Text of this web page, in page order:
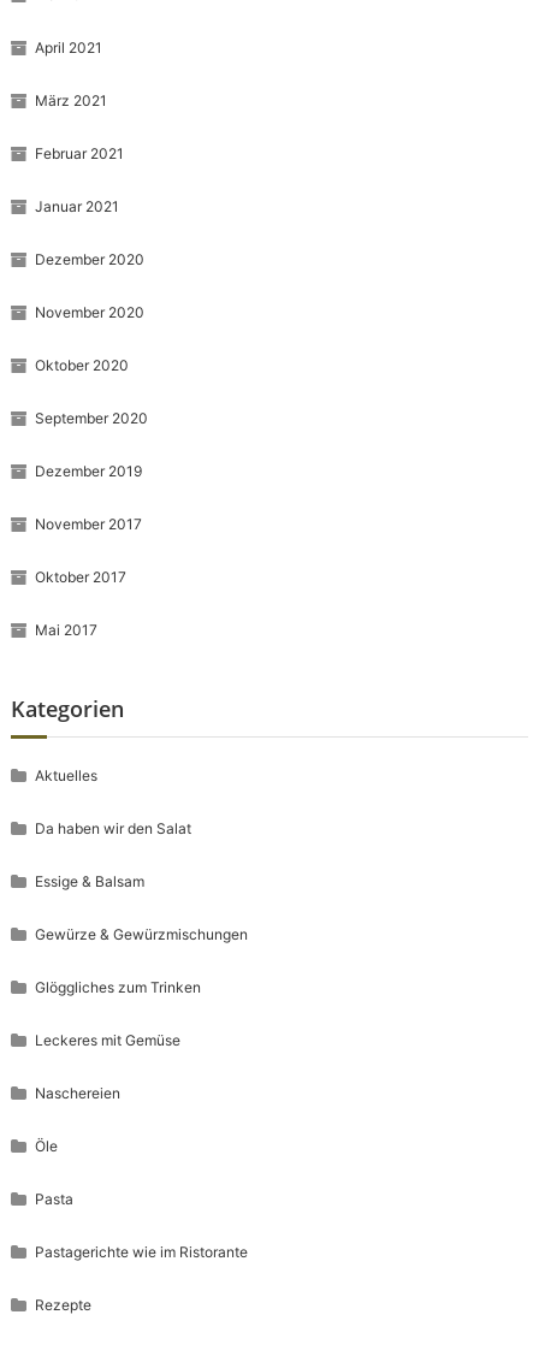
April 2021
März 2021
Februar 2021
Januar 2021
Dezember 2020
November 2020
Oktober 2020
September 2020
Dezember 2019
November 2017
Oktober 2017
Mai 2017
Kategorien
Aktuelles
Da haben wir den Salat
Essige & Balsam
Gewürze & Gewürzmischungen
Glöggliches zum Trinken
Leckeres mit Gemüse
Naschereien
Öle
Pasta
Pastagerichte wie im Ristorante
Rezepte